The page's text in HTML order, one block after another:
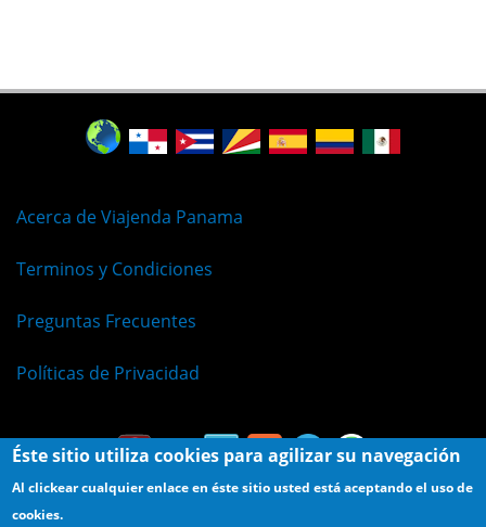
Acerca de Viajenda Panama
Terminos y Condiciones
Preguntas Frecuentes
Políticas de Privacidad
Éste sitio utiliza cookies para agilizar su navegación
Al clickear cualquier enlace en éste sitio usted está aceptando el uso de
cookies.